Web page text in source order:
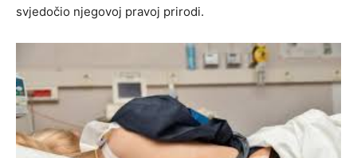
svjedočio njegovoj pravoj prirodi.